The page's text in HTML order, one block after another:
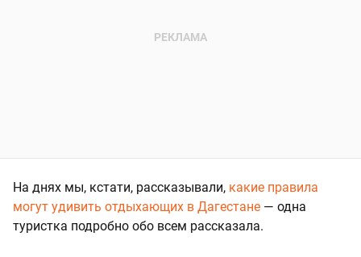
На днях мы, кстати, рассказывали, какие правила
могут удивить отдыхающих в Дагестане — одна
туристка подробно обо всем рассказала.